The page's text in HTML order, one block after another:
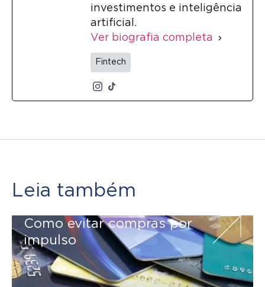
investimentos e inteligência
artificial.
Ver biografia completa
Fintech
Leia também
Como evitar compras por
impulso